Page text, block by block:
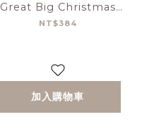
Great Big Christmas
Tree Hunt
NT$384
加入購物車